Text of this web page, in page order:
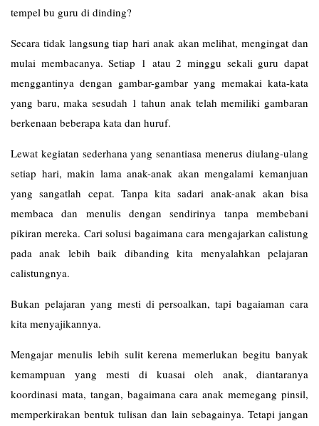
tempel bu guru di dinding?
Secara tidak langsung tiap hari anak akan melihat, mengingat dan
mulai membacanya. Setiap 1 atau 2 minggu sekali guru dapat
menggantinya dengan gambar-gambar yang memakai kata-kata
yang baru, maka sesudah 1 tahun anak telah memiliki gambaran
berkenaan beberapa kata dan huruf.
Lewat kegiatan sederhana yang senantiasa menerus diulang-ulang
setiap hari, makin lama anak-anak akan mengalami kemanjuan
yang sangatlah cepat. Tanpa kita sadari anak-anak akan bisa
membaca dan menulis dengan sendirinya tanpa membebani
pikiran mereka. Cari solusi bagaimana cara mengajarkan calistung
pada anak lebih baik dibanding kita menyalahkan pelajaran
calistungnya.
Bukan pelajaran yang mesti di persoalkan, tapi bagaiaman cara
kita menyajikannya.
Mengajar menulis lebih sulit kerena memerlukan begitu banyak
kemampuan yang mesti di kuasai oleh anak, diantaranya
koordinasi mata, tangan, bagaimana cara anak memegang pinsil,
memperkirakan bentuk tulisan dan lain sebagainya. Tetapi jangan